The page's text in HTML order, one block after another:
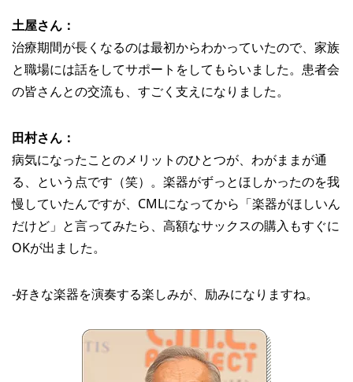
土屋さん：
治療期間が長くなるのは最初からわかっていたので、家族
と職場には話をしてサポートをしてもらいました。患者会
の皆さんとの交流も、すごく支えになりました。
田村さん：
病気になったことのメリットのひとつが、わがままが通
る、という点です（笑）。楽器がずっとほしかったのを我
慢していたんですが、CMLになってから「楽器がほしいん
だけど」と言ってみたら、高額なサックスの購入もすぐに
OKが出ました。
‐好きな楽器を演奏する楽しみが、励みになりますね。